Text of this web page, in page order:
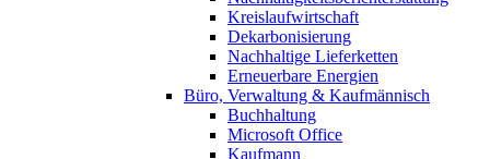
Kreislaufwirtschaft
Dekarbonisierung
Nachhaltige Lieferketten
Erneuerbare Energien
Büro, Verwaltung & Kaufmännisch
Buchhaltung
Microsoft Office
Kaufmann